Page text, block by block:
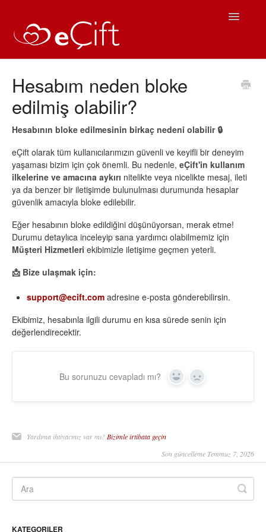
Toggle
eÇift Kullanım
Sıkça Sorulan Sorular
iOS Yardım
Android Yardım
Hesabım neden bloke
edilmiş olabilir?
Hesabının bloke edilmesinin birkaç nedeni olabilir 🔒
eÇift olarak tüm kullanıcılarımızın güvenli ve keyifli bir deneyim
yaşaması bizim için çok önemli. Bu nedenle, eÇift'in kullanım
ilkelerine ve amacına aykırı nitelikte veya nicelikte mesaj, ileti
ya da benzer bir iletişimde bulunulması durumunda hesaplar
güvenlik amacıyla bloke edilebilir.
Eğer hesabının bloke edildiğini düşünüyorsan, merak etme!
Durumu detaylıca inceleyip sana yardımcı olabilmemiz için
Müşteri Hizmetleri ekibimizle iletişime geçmen yeterli.
📩 Bize ulaşmak için:
support@ecift.com adresine e-posta gönderebilirsin.
Ekibimiz, hesabınla ilgili durumu en kısa sürede senin için
değerlendirecektir.
Bu sorunuzu cevapladı mı? Yes No
Yardıma ihtiyacınız var mı?Bizimle irtibata geçin
Son güncelleme Temmuz 7, 2026
KATEGORILER